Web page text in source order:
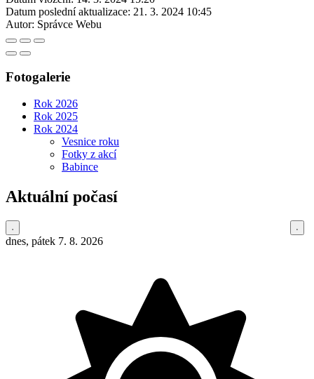
Datum poslední aktualizace: 21. 3. 2024 10:45
Autor: Správce Webu
Fotogalerie
Rok 2026
Rok 2025
Rok 2024
Vesnice roku
Fotky z akcí
Babince
Aktuální počasí
dnes, pátek 7. 8. 2026